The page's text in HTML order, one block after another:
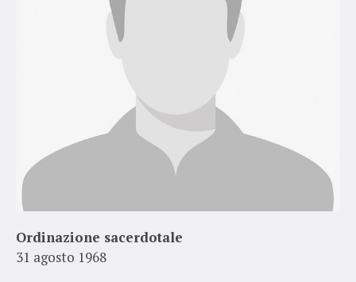
Ordinazione sacerdotale
31 agosto 1968